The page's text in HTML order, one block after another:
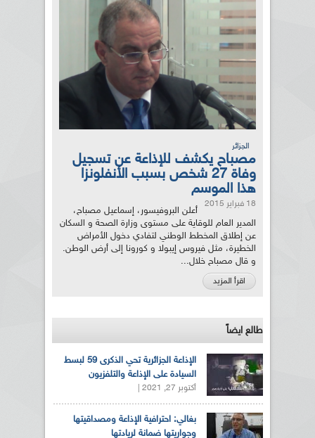
الجزائر
مصباح يكشف للإذاعة عن تسجيل
وفاة 27 شخص بسبب الأنفلونزا
هذا الموسم
18 فبراير 2015
أعلن البروفيسور، إسماعيل مصباح،
المدير العام للوقاية على مستوى وزارة الصحة و السكان
عن إطلاق المخطط الوطني لتفادي دخول الأمراض
الخطيرة، مثل فيروس إيبولا و كورونا إلى أرض الوطن.
و قال مصباح خلال...
اقرأ المزيد
طالع ايضاً
الإذاعة الجزائرية تحي الذكرى 59 لبسط
السيادة على الإذاعة والتلفزيون
أكتوبر 27, 2021 |
بغالي: احترافية الإذاعة ومصداقيتها
وجواريتها ضمانة لريادتها